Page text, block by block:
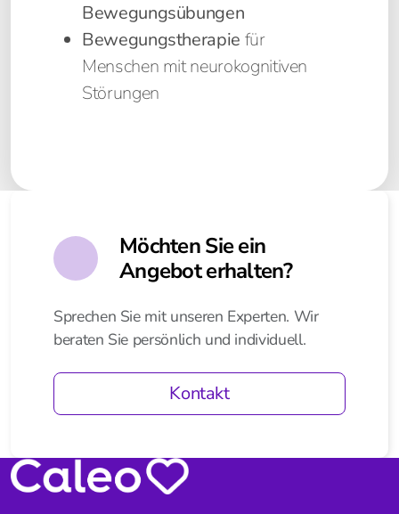
Bewegungsübungen
Bewegungstherapie für
Menschen mit neurokognitiven
Störungen
Möchten Sie ein
Angebot erhalten?
Sprechen Sie mit unseren Experten. Wir
beraten Sie persönlich und individuell.
Kontakt